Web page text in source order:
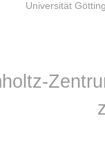
Universität